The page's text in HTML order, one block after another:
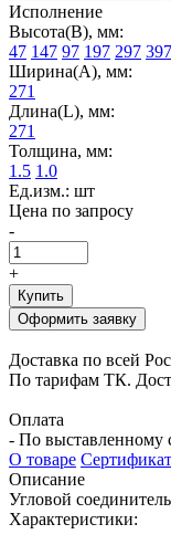
Исполнение
Высота(В), мм:
47 147 97 197 297 397
Ширина(А), мм:
271
Длина(L), мм:
271
Толщина, мм:
1.5 1.0
Ед.изм.: шт
Цена по запросу
-
+
Купить
Оформить заявку
Доставка по всей
По тарифам ТК.
Оплата
- По выставленному
О товаре
Описание
Угловой
Характеристики: